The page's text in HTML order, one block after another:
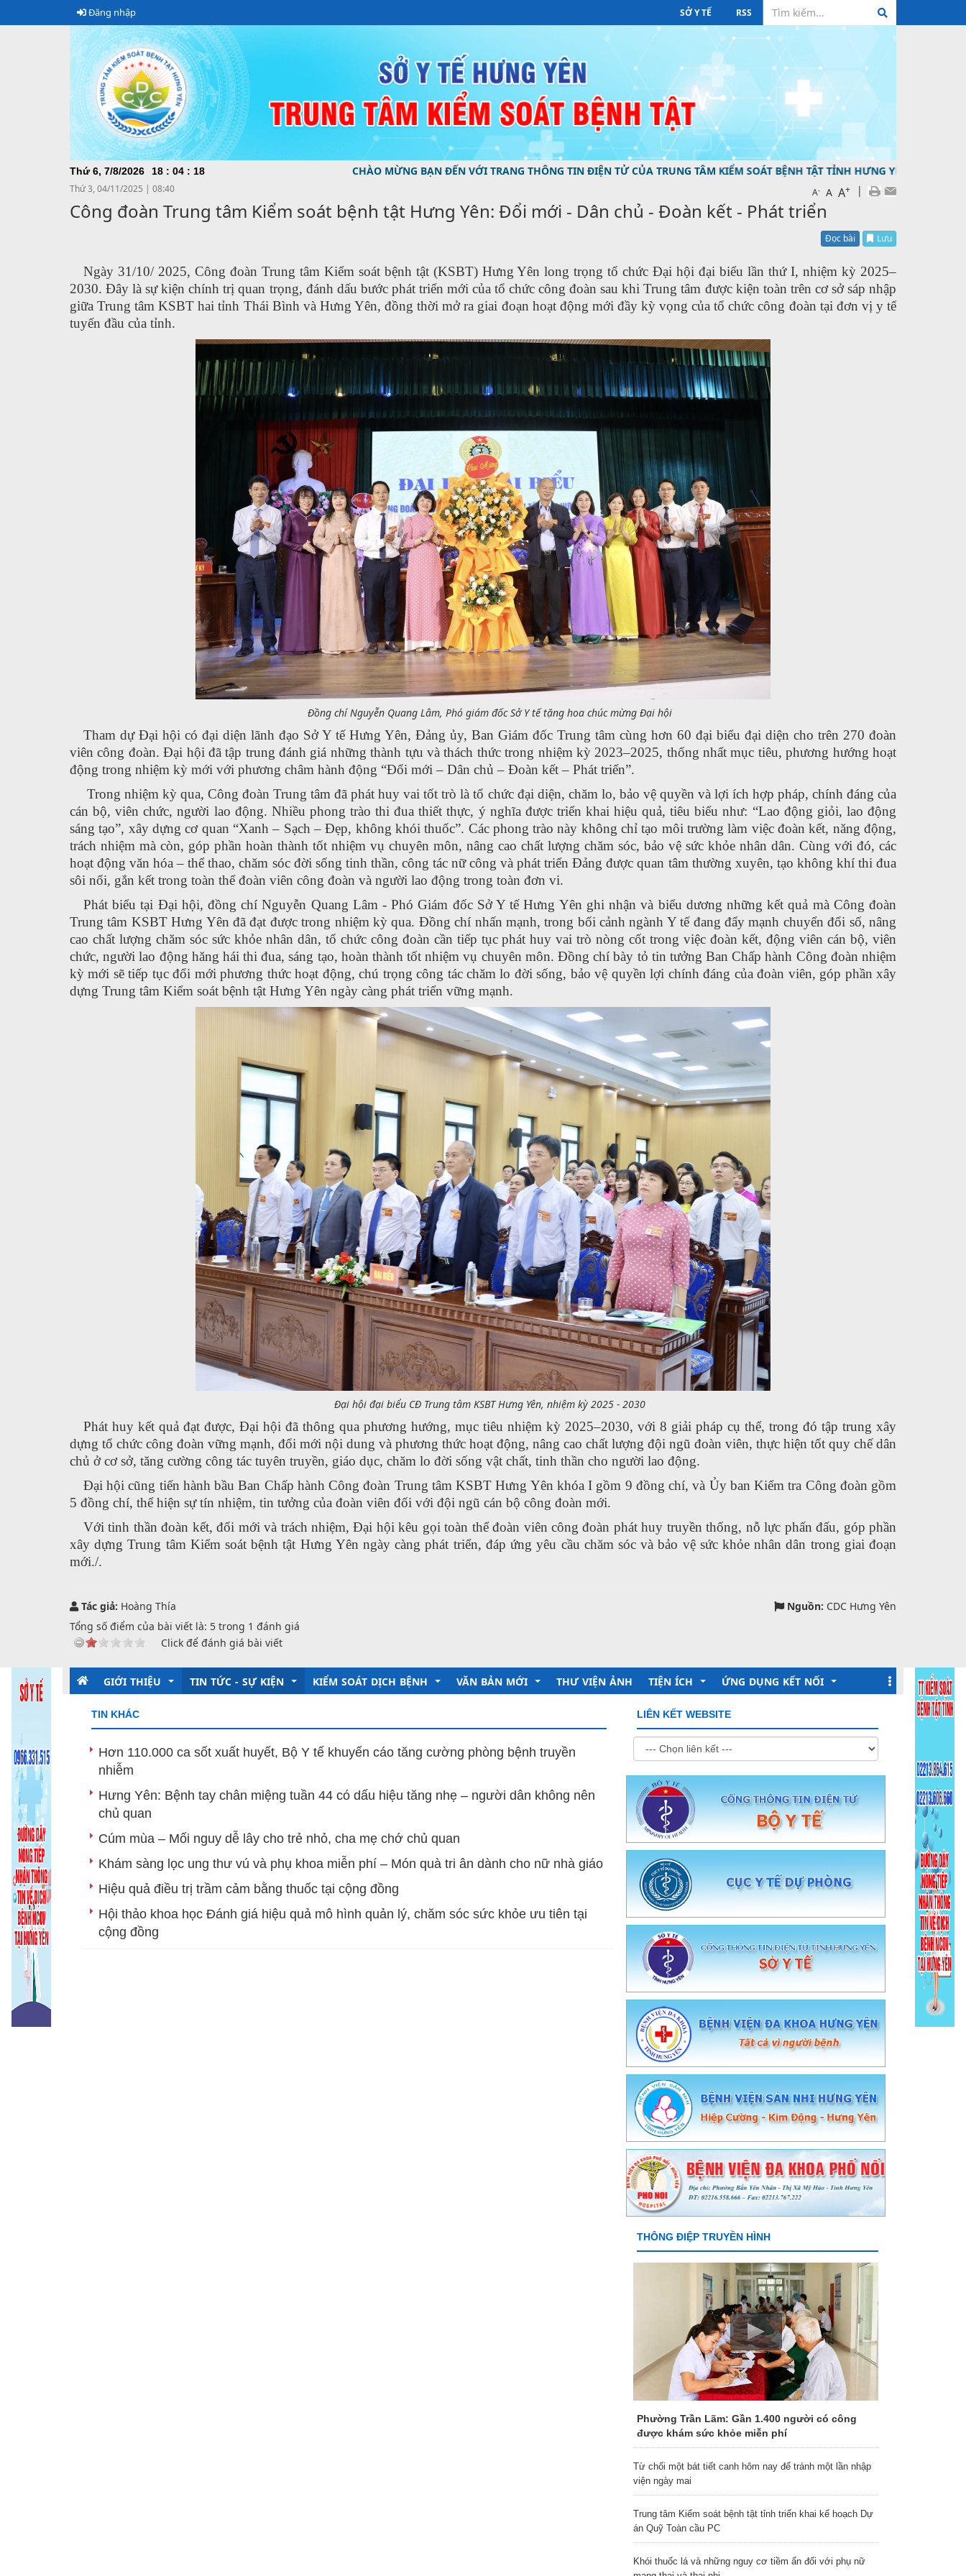
Đăng nhập SỞ Y TẾ RSS
Thứ 6, 7/8/2026 18 : 04 : 19 CHÀO MỪNG BẠN ĐẾN VỚI TRANG THÔNG TIN ĐIỆN TỬ CỦA TRUNG TÂM KIỂM SOÁT BỆNH TẬT TỈNH HƯNG YÊN ĐƯỜNG DÂY
Thứ 3, 04/11/2025 | 08:40 A- A A+ |
Công đoàn Trung tâm Kiểm soát bệnh tật Hưng Yên: Đổi mới - Dân chủ - Đoàn kết - Phát triển
Đọc bài Lưu
Ngày 31/10/ 2025, Công đoàn Trung tâm Kiểm soát bệnh tật (KSBT) Hưng Yênlong trọngtổ chức Đại hội đại biểu lần thứ I, nhiệm kỳ 2025–
2030. Đây là sự kiện chính trị quan trọng, đánh dấu bước phát triển mới của tổ chức công đoàn sau khi Trung tâm được kiện toàn trên cơ sở sáp nhập
giữa Trung tâm KSBT hai tỉnh Thái Bình và Hưng Yên,đồng thời mở ra giai đoạn hoạt động mới đầy kỳ vọng của tổ chức công đoàn tại đơn vị y tế
tuyến đầu của tỉnh.
Đồng chí Nguyễn Quang Lâm, Phó giám đốc Sở Y tế tặng hoa chúc mừng Đại hội
Tham dự Đại hội có đại diện lãnh đạo Sở Y tế Hưng Yên, Đảng ủy, Ban Giám đốc Trung tâm cùng hơn 60 đại biểu đại diện cho trên 270 đoàn
viên công đoàn. Đại hội đã tập trung đánh giá những thành tựu và thách thức trong nhiệm kỳ 2023–2025, thống nhấtmục tiêu, phương hướng hoạt
động trong nhiệm kỳ mới với phương châm hành động “Đổi mới – Dân chủ – Đoàn kết – Phát triển”.
Trong nhiệm kỳ qua, Công đoàn Trung tâm đã phát huy vaitốt trò là tổ chức đại diện, chăm lo, bảo vệ quyền và lợi ích hợp pháp, chính đáng của
cán bộ, viên chức, người lao động. Nhiều phong trào thi đua thiết thực, ý nghĩa được triển khai hiệu quả, tiêu biểu như: “Lao động giỏi, lao động
sáng tạo”, xây dựng cơ quan “Xanh – Sạch – Đẹp, không khói thuốc”. Các phong trào này không chỉ tạo môi trường làm việc đoàn kết, năng động,
trách nhiệm mà còn, góp phần hoàn thành tốt nhiệm vụ chuyên môn, nâng cao chất lượng chăm sóc, bảo vệ sức khỏe nhân dân. Cùng với đó, các
hoạt động văn hóa – thể thao, chăm sóc đời sống tinh thần, công tác nữ công và phát triển Đảng được quan tâm thường xuyên, tạo không khí thi đua
sôi nổi, gắn kết trong toàn thể đoàn viên công đoàn và người lao động trong toàn đơn vi.
Phát biểu tại Đại hội, đồng chí Nguyễn Quang Lâm - Phó Giám đốc Sở Y tế Hưng Yên ghi nhận và biểu dương những kết quả mà Công đoàn
Trung tâm KSBT Hưng Yên đã đạt được trong nhiệm kỳ qua. Đồng chí nhấn mạnh, trong bối cảnh ngành Y tế đang đẩy mạnh chuyển đổi số, nâng
cao chất lượng chăm sóc sức khỏe nhân dân, tổ chức công đoàn cần tiếp tục phát huy vai trò nòng cốt trong việc đoàn kết, động viên cán bộ, viên
chức, người lao động hăng hái thi đua, sáng tạo, hoàn thành tốt nhiệm vụ chuyên môn.Đồng chí bày tỏ tin tưởng Ban Chấp hành Công đoàn nhiệm
kỳ mới sẽ tiếp tục đổi mới phương thức hoạt động, chú trọng công tác chăm lo đời sống, bảo vệ quyền lợi chính đáng của đoàn viên, góp phần xây
dựng Trung tâm Kiểm soát bệnh tật Hưng Yên ngày càng phát triển vững mạnh.
Đại hội đại biểu CĐ Trung tâm KSBT Hưng Yên, nhiệm kỳ 2025 - 2030
Phát huy kết quả đạt được, Đại hội đã thông qua phương hướng, mục tiêu nhiệm kỳ 2025–2030, với 8 giải pháp cụ thể, trong đó tập trung xây
dựng tổ chức công đoàn vững mạnh, đổi mới nội dung và phương thức hoạt động, nâng cao chất lượng đội ngũ đoàn viên, thực hiện tốt quy chế dân
chủ ở cơ sở, tăng cường công tác tuyên truyền, giáo dục, chăm lo đời sống vật chất, tinh thần cho người lao động.
Đại hội cũng tiến hành bầu Ban Chấp hành Công đoàn Trung tâm KSBT Hưng Yên khóa I gồm 9 đồng chí, và Ủy ban Kiểm tra Công đoàn gồm
5 đồng chí, thể hiện sự tín nhiệm, tin tưởng của đoàn viên đối với đội ngũ cán bộ công đoàn mới.
Với tinh thần đoàn kết, đổi mới và trách nhiệm, Đại hội kêu gọi toàn thể đoàn viên công đoàn phát huy truyền thống, nỗ lực phấn đấu, góp phần
xây dựng Trung tâm Kiểm soát bệnh tật Hưng Yên ngày càng phát triển, đáp ứng yêu cầu chăm sóc và bảo vệ sức khỏe nhân dân trong giai đoạn
mới./.
Tác giả: Hoàng Thía Nguồn: CDC Hưng Yên
Tổng số điểm của bài viết là: 5 trong 1 đánh giá
Click để đánh giá bài viết
GIỚI THIỆU
Giới thiệu chung
Chức năng nhiệm vụ
Tổ chức bộ máyBan Giám đốc
Các Phòng chức năngPhòng Tổ chức - Hành chính
Phòng Kế hoạch - Tài Chính
Các Khoa, phòng chuyên mônKhoa Phòng, chống bệnh truyền nhiễm
Khoa Dinh dưỡng - Phòng, chống bệnh không lây nhiễm
Khoa Sức khỏe sinh sản
TIN TỨC - SỰ KIỆN
Kỷ niệm 135 năm ngày sinh Chủ tịch Hồ chí minh
Thông tin ngành
KIỂM SOÁT DỊCH BỆNH
Truyền thông giáo dục sức khỏe
Phòng chống dịch bệnh
Người tốt việc tốt
Y dược cổ truyền
Tài liệu Truyền thông
VĂN BẢN MỚI
Trung tâm Kiểm soát bệnh tật
Ủy ban nhân dân tỉnh
Bộ Y tế
THƯ VIỆN ẢNH TIỆN ÍCH
Lịch làm việc
Hỏi đáp Online
Dịch vụ tiêm chủng
Đăng ký lấy mẫu xét nghiệm
Cổng tra cứu sức khỏe toàn dân
Tra cứu thuốc
ỨNG DỤNG KẾT NỐI
Sức khỏe toàn dân
Tiêm chủng quốc gia
Hệ thống Methadone
Giám định Bảo hiểm y tế
TIN KHÁC
Hơn 110.000 ca sốt xuất huyết, Bộ Y tế khuyến cáo tăng cường phòng bệnh truyền
nhiễm
Hưng Yên: Bệnh tay chân miệng tuần 44 có dấu hiệu tăng nhẹ – người dân không nên
chủ quan
Cúm mùa – Mối nguy dễ lây cho trẻ nhỏ, cha mẹ chớ chủ quan
Khám sàng lọc ung thư vú và phụ khoa miễn phí – Món quà tri ân dành cho nữ nhà giáo
Hiệu quả điều trị trầm cảm bằng thuốc tại cộng đồng
Hội thảo khoa học Đánh giá hiệu quả mô hình quản lý, chăm sóc sức khỏe ưu tiên tại
cộng đồng
LIÊN KẾT WEBSITE
THÔNG ĐIỆP TRUYỀN HÌNH
Phường Trần Lãm: Gần 1.400 người có công
được khám sức khỏe miễn phí
Từ chối một bát tiết canh hôm nay để tránh một lần nhập
viện ngày mai
Trung tâm Kiểm soát bệnh tật tỉnh triển khai kế hoạch Dự
án Quỹ Toàn cầu PC
Khói thuốc lá và những nguy cơ tiềm ẩn đối với phụ nữ